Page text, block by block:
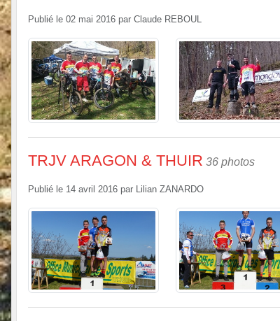
Publié le 02 mai 2016 par Claude REBOUL
TRJV ARAGON & THUIR 36 photos
Publié le 14 avril 2016 par Lilian ZANARDO